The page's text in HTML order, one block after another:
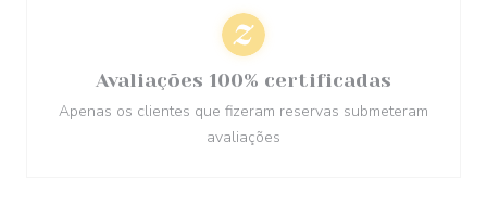
Avaliações 100% certificadas
Apenas os clientes que fizeram reservas submeteram
avaliações